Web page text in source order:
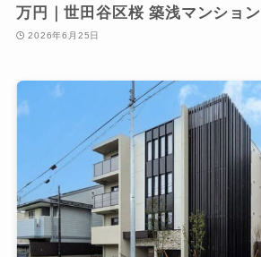
万円｜世田谷区桜 築浅マンション
2026年6月25日